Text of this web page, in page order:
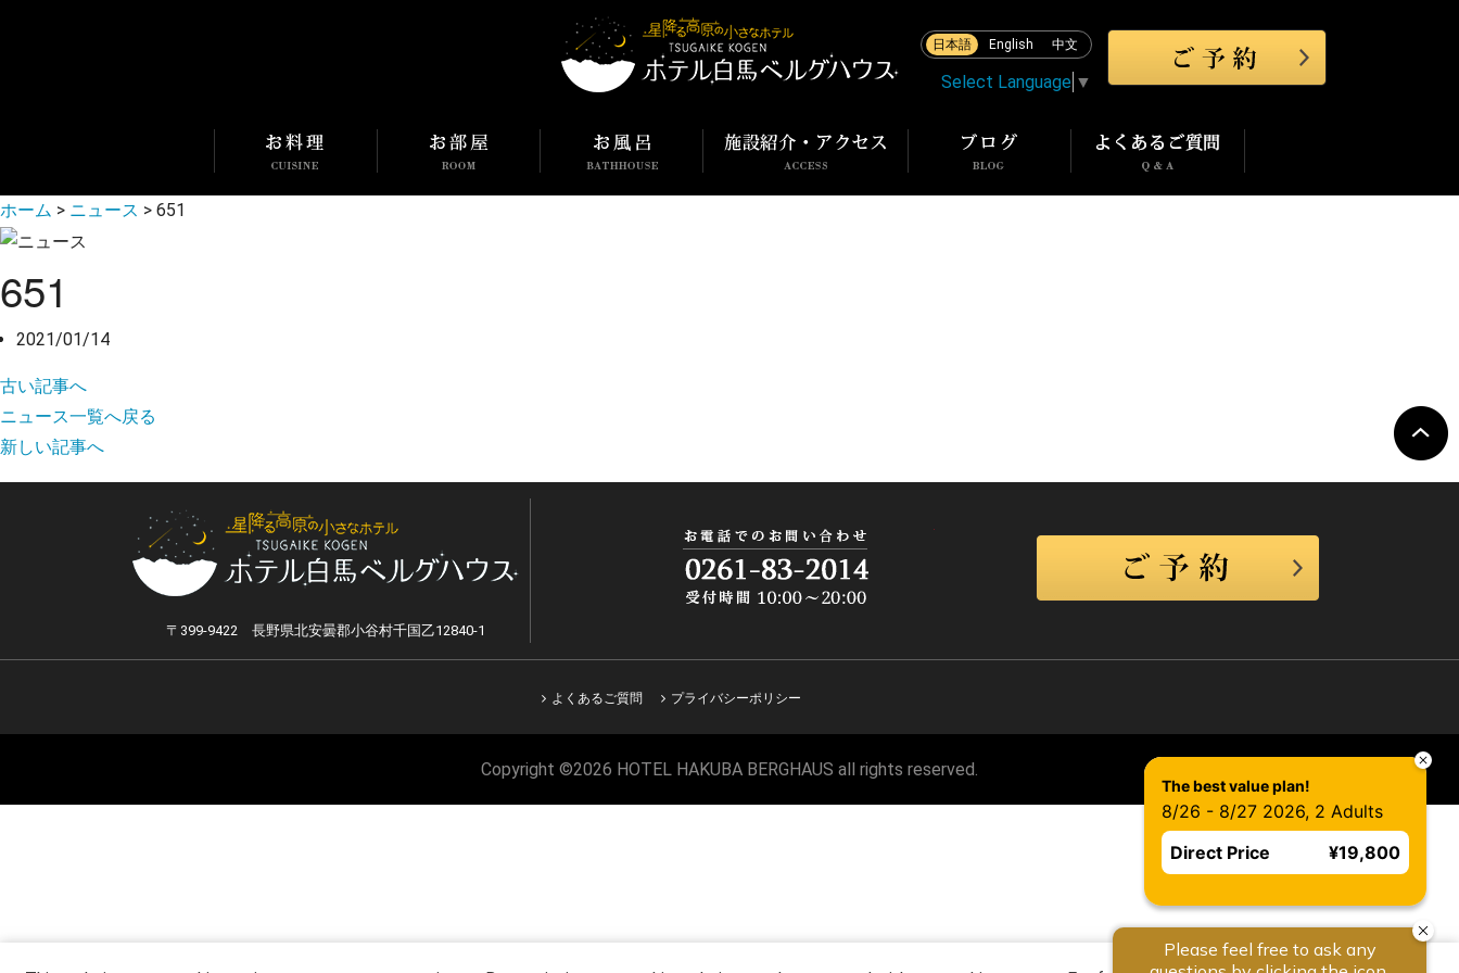
日本語 English 中文
Select Language ▼
ホーム > ニュース > 651
651
2021/01/14
古い記事へ
ニュース一覧へ戻る
新しい記事へ
〒399-9422 長野県北安曇郡小谷村千国乙12840-1
よくあるご質問 プライバシーポリシー
Copyright ©2026 HOTEL HAKUBA BERGHAUS all rights reserved.
The best value plan!
8/26 - 8/27 2026, 2 Adults
Direct Price
¥19,800